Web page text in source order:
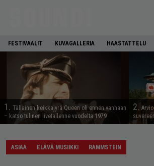
FESTIVAALIT KUVAGALLERIA HAASTATTELU
1. Tällainen keikkajyrä Queen oli ennen vanhaan
– katso tulinen livetallenne vuodelta 1979
2.
ASIAA ELÄVÄ MUSIIKKI RAMMSTEIN